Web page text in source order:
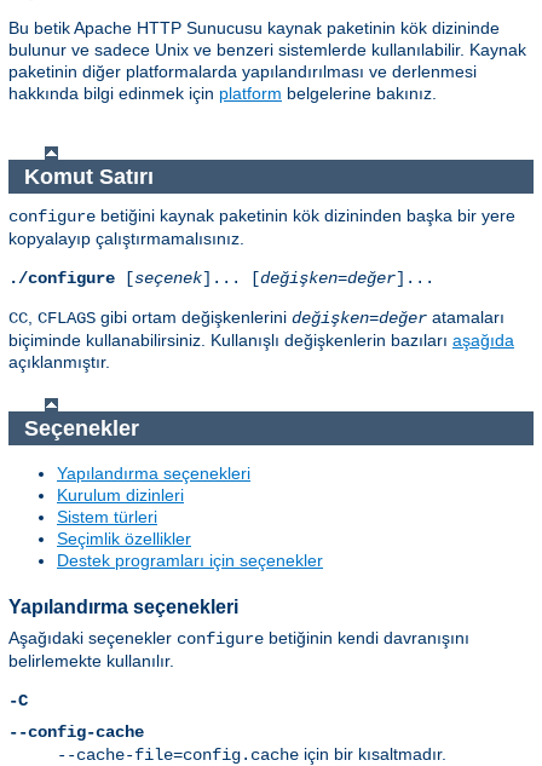
Bu betik Apache HTTP Sunucusu kaynak paketinin kök dizininde
bulunur ve sadece Unix ve benzeri sistemlerde kullanılabilir. Kaynak
paketinin diğer platformalarda yapılandırılması ve derlenmesi
hakkında bilgi edinmek için platform belgelerine bakınız.
Komut Satırı
configure betiğini kaynak paketinin kök dizininden başka bir yere
kopyalayıp çalıştırmamalısınız.
./configure [seçenek]... [değişken=değer]...
CC CFLAGS gibi ortam değişkenlerini değişken=değer atamaları
biçiminde kullanabilirsiniz. Kullanışlı değişkenlerin bazıları aşağıda
açıklanmıştır.
Seçenekler
Yapılandırma seçenekleri
Kurulum dizinleri
Sistem türleri
Seçimlik özellikler
Destek programları için seçenekler
Yapılandırma seçenekleri
Aşağıdaki seçenekler configure betiğinin kendi davranışını
belirlemekte kullanılır.
-C
--config-cache
--cache-file=config.cache için bir kısaltmadır.